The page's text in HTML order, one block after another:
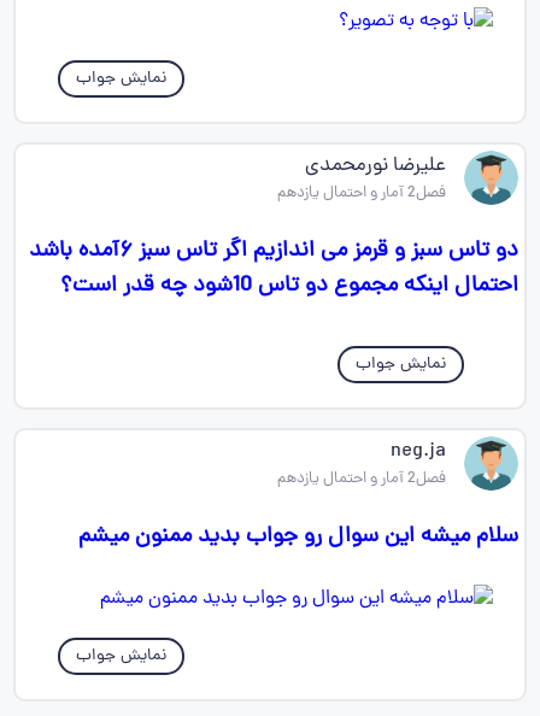
نمایش جواب
علیرضا نورمحمدی
فصل2 آمار و احتمال یازدهم
دو تاس سبز و قرمز می اندازیم اگر تاس سبز ۶آمده باشد
احتمال اینکه مجموع دو تاس 10شود چه قدر است؟
نمایش جواب
neg.ja
فصل2 آمار و احتمال یازدهم
سلام میشه این سوال رو جواب بدید ممنون میشم
نمایش جواب